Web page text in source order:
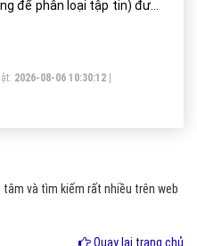
để phân loại tập tin) được
tập tin và Hệ điều hành,
đặt tên có dấu tiếng Việt.
2026-08-06 10:30:12
và tìm kiếm rất nhiều trên web
Quay lại trang chủ